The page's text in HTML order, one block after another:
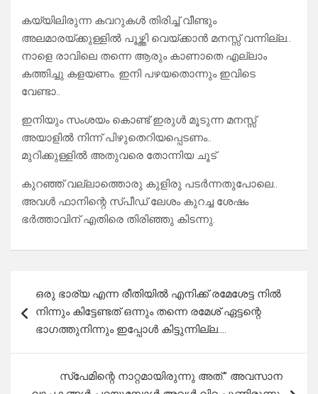
കയ്യിലിരുന്ന കവറുകൾ തിരിച്ച് വീണ്ടും
അലമാരയ്ക്കുള്ളിൽ പൂഴ്ത്തി വെയ്ക്കാൻ മനസ്സ് വന്നില്ല..
നാളെ രാവിലെ തന്നെ ആരും കാണാതെ എല്ലാം
കത്തിച്ചു കളയണം. ഇനി പഴയതൊന്നും ഇവിടെ
വേണ്ടാ..
ഇനിയും സംശയം കൊണ്ട് ഇരുൾ മൂടുന്ന മനസ്സ്
അയാളിൽ നിന്ന് പിഴുതെറിയപ്പെടണം..
മുറിക്കുള്ളിൽ അതുവരെ തോന്നിയ ചൂട്
കുറഞ്ഞ് വല്ലാത്തൊരു കുളിരു പടർന്നതുപോലെ..
അവൾ ഫാനിന്റെ സ്പീഡ് ലേശം കുറച്ച ശേഷം
ഭർത്താവിന് എതിരെ തിരിഞ്ഞു കിടന്നു.
navigation
ഒരു ഭാര്യ എന്ന രീതിയിൽ എനിക്ക് രമേശേട്ട നിൽ
നിന്നും കിട്ടേണ്ടത് ഒന്നും തന്നെ രമേശ് ഏട്ടന്റെ
ഭാഗത്തുനിന്നും ഇപ്പോൾ കിട്ടുന്നില്ല….
സ്‌പേമിന്റെ നാറ്റമായിരുന്നു അത്.” അവസാന